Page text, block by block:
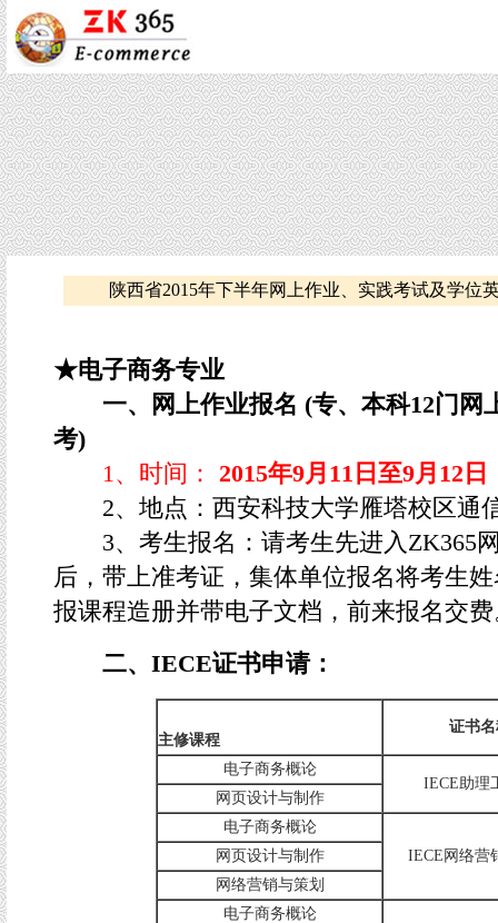
陕西省2015年下半年网上作业、实践考试及学位
★电子商务专业
一、网上作业报名 (专、本科12门网
考)
1、时间： 2015年9月11日至9月12日
2、地点：西安科技大学雁塔校区通
3、考生报名：请考生先进入ZK365
后，带上准考证，集体单位报名将考生
报课程造册并带电子文档，前来报名交
二、 IECE证书申请：
主修课程
证书名
电子商务概论
IECE助理
网页设计与制作
电子商务概论
IECE网络营
网页设计与制作
网络营销与策划
电子商务概论